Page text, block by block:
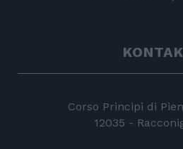
Corso Principi di
12035 -